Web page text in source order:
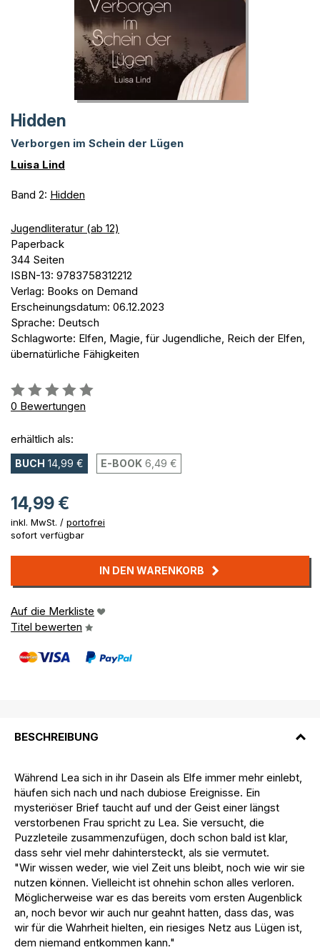
Hidden
Verborgen im Schein der Lügen
Luisa Lind
Band 2: Hidden
Jugendliteratur (ab 12)
Paperback
344 Seiten
ISBN-13: 9783758312212
Verlag: Books on Demand
Erscheinungsdatum: 06.12.2023
Sprache: Deutsch
Schlagworte: Elfen, Magie, für Jugendliche, Reich der Elfen,
übernatürliche Fähigkeiten
Bewertung::
0%
0 Bewertungen
erhältlich als:
BUCH 14,99 € E-BOOK 6,49 €
14,99 €
inkl. MwSt. / portofrei
sofort verfügbar
IN DEN WARENKORB
Auf die Merkliste
Titel bewerten
BESCHREIBUNG
Während Lea sich in ihr Dasein als Elfe immer mehr einlebt,
häufen sich nach und nach dubiose Ereignisse. Ein
mysteriöser Brief taucht auf und der Geist einer längst
verstorbenen Frau spricht zu Lea. Sie versucht, die
Puzzleteile zusammenzufügen, doch schon bald ist klar,
dass sehr viel mehr dahintersteckt, als sie vermutet.
"Wir wissen weder, wie viel Zeit uns bleibt, noch wie wir sie
nutzen können. Vielleicht ist ohnehin schon alles verloren.
Möglicherweise war es das bereits vom ersten Augenblick
an, noch bevor wir auch nur geahnt hatten, dass das, was
wir für die Wahrheit hielten, ein riesiges Netz aus Lügen ist,
dem niemand entkommen kann."